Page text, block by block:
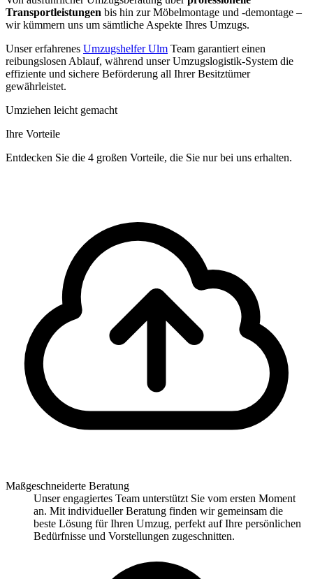
Transportleistungen bis hin zur Möbelmontage und -demontage –
wir kümmern uns um sämtliche Aspekte Ihres Umzugs.
Unser erfahrenes Umzugshelfer Ulm Team garantiert einen
reibungslosen Ablauf, während unser Umzugslogistik-System die
effiziente und sichere Beförderung all Ihrer Besitztümer
gewährleistet.
Umziehen leicht gemacht
Ihre Vorteile
Entdecken Sie die 4 großen Vorteile, die Sie nur bei uns erhalten.
Maßgeschneiderte Beratung
Unser engagiertes Team unterstützt Sie vom ersten Moment
an. Mit individueller Beratung finden wir gemeinsam die
beste Lösung für Ihren Umzug, perfekt auf Ihre persönlichen
Bedürfnisse und Vorstellungen zugeschnitten.